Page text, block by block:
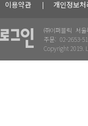
이용약관 개인정보처
㈜이퍼블릭 서
주문: 02-2653-
Copyright 2019.